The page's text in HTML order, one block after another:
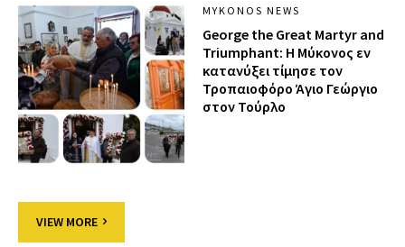
MYKONOS NEWS
George the Great Martyr and
Triumphant: Η Μύκονος εν
κατανύξει τίμησε τον
Τροπαιοφόρο Άγιο Γεώργιο
στον Τούρλο
VIEW MORE